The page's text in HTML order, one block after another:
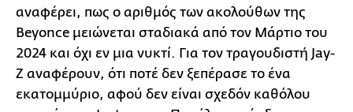
αναφέρει, πως ο αριθμός των ακολούθων της
Beyonce μειώνεται σταδιακά από τον Μάρτιο του
2024 και όχι εν μια νυκτί. Για τον τραγουδιστή Jay-
Z αναφέρουν, ότι ποτέ δεν ξεπέρασε το ένα
εκατομμύριο, αφού δεν είναι σχεδόν καθόλου